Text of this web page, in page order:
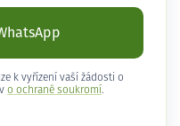
k vyřízení vaší žádosti o
o ochraně soukromí .